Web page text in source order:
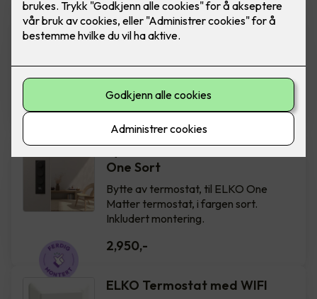
Bytte av termostat - ELKO
One Hvit
Matter termostat, i fargen hvit.
2,850,-
Bytte av termostat - ELKO
One Sort
Bytte av termostat, til ELKO One
Matter termostat, i fargen sort.
Inkludert montering.
2,950,-
ELKO Termostat med WIFI